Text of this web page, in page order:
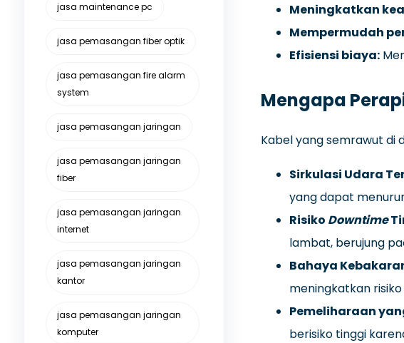
Meningkatkan
Mempermudah
Efisiensi biaya:
Mengapa
Kabel yang semrawut di
Sirkulasi Udara
yang dapat
Risiko Downtime
lambat, berujung
Bahaya
meningkatkan
Pemeliharaan
berisiko tinggi
jasa maintenance pc
jasa pemasangan fiber optik
jasa pemasangan fire alarm
system
jasa pemasangan jaringan
jasa pemasangan jaringan
fiber
jasa pemasangan jaringan
internet
jasa pemasangan jaringan
kantor
jasa pemasangan jaringan
komputer